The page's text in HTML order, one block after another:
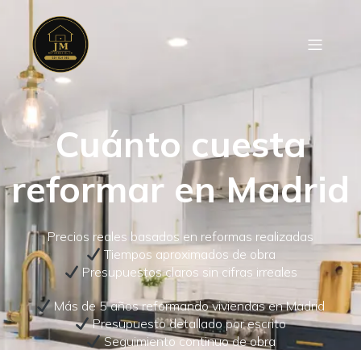
Cuánto cuesta
reformar en Madrid
Precios reales basados en reformas realizadas
Tiempos aproximados de obra
Presupuestos claros sin cifras irreales
Más de 5 años reformando viviendas en Madrid
Presupuesto detallado por escrito
Seguimiento continuo de obra